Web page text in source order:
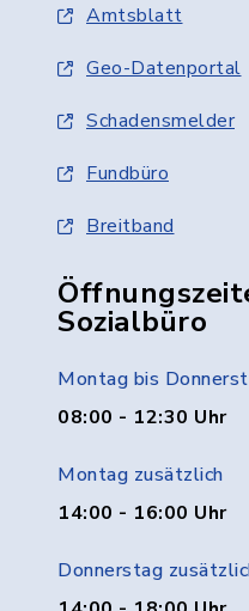
Amtsblatt
Geo-Datenportal
Schadensmelder
Fundbüro
Breitband
Sozialbüro
Montag bis
08:00 - 12:30 Uhr
Montag zusätzlich
14:00 - 16:00 Uhr
Donnerstag